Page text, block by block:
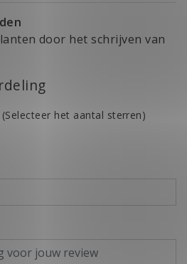
door het schrijven van
(Selecteer het aantal sterren)